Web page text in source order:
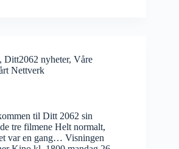
, Ditt2062 nyheter, Våre
Nettverk
til Ditt 2062 sin
tre filmene Helt normalt,
var en gang… Visningen